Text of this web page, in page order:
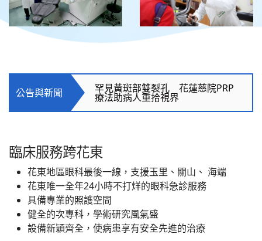
公告與新聞
惡性皮膚纖維瘤跨海求醫 勇敢媽
媽變臉重生
罕見黃斑部雙裂孔 花蓮慈院PRP
療法助病人重拾視界
寮國義診續接力 求醫之路點燃曙
光
惡性皮膚纖維瘤跨海求醫 勇敢媽
媽變臉重生
中西醫接力講堂 逆轉惡視力點亮
臨床服務跨花東
花東地區眼科最後一線，支援玉里、關山、 海端
花東唯一全年24小時不打烊的眼科急診服務
具備專業的照護空間
健全的次專科，學術研究風氣盛
設備新穎齊全，使病患享有安全先進的治療